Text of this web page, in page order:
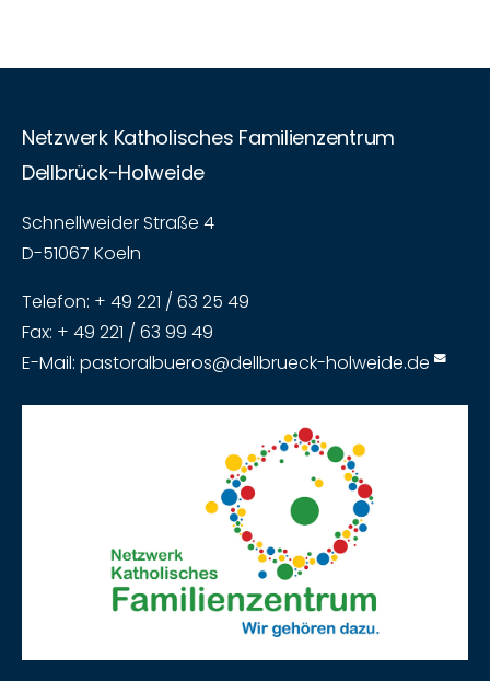
Netzwerk Katholisches Familienzentrum
Dellbrück-Holweide
Schnellweider Straße 4
D-51067 Koeln
Telefon: + 49 221 / 63 25 49
Fax: + 49 221 / 63 99 49
E-Mail: pastoralbueros@dellbrueck-holweide.de